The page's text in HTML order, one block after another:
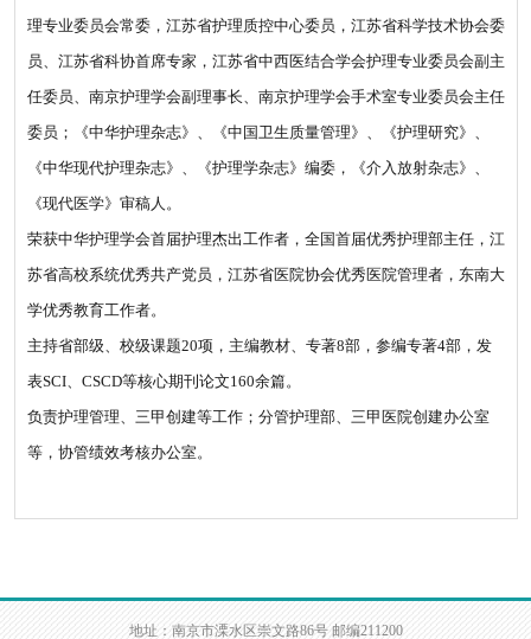
理专业委员会常委，江苏省护理质控中心委员，江苏省科学技术协会委
员、江苏省科协首席专家，江苏省中西医结合学会护理专业委员会副主
任委员、南京护理学会副理事长、南京护理学会手术室专业委员会主任
委员；《中华护理杂志》、《中国卫生质量管理》、《护理研究》、
《中华现代护理杂志》、《护理学杂志》编委，《介入放射杂志》、
《现代医学》审稿人。
荣获中华护理学会首届护理杰出工作者，全国首届优秀护理部主任，江
苏省高校系统优秀共产党员，江苏省医院协会优秀医院管理者，东南大
学优秀教育工作者。
主持省部级、校级课题20项，主编教材、专著8部，参编专著4部，发
表SCI、CSCD等核心期刊论文160余篇。
负责护理管理、三甲创建等工作；分管护理部、三甲医院创建办公室
等，协管绩效考核办公室。
地址：南京市溧水区崇文路86号 邮编211200